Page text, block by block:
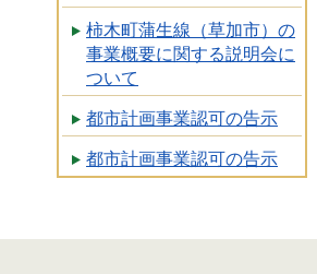
柿木町蒲生線（草加市）の
事業概要に関する説明会に
ついて
都市計画事業認可の告示
都市計画事業認可の告示